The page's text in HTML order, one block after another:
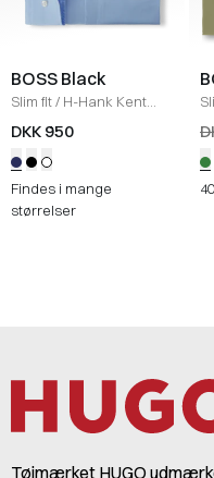
BOSS Black
Slim fit/ H-Hank Kent
Skjorte/ LYS BLÅ
DKK 950
Findes i mange
størrelser
40
Tøjmærket HUGO